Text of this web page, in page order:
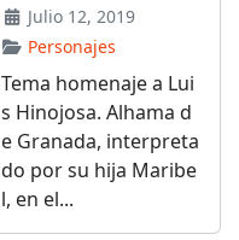
Julio 12, 2019
Personajes
Tema homenaje a Lui
s Hinojosa. Alhama d
e Granada, interpreta
do por su hija Maribe
l, en el...